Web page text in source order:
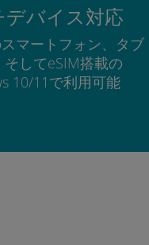
デバイス対応
マートフォン、タブ
そしてeSIM搭載の
10/11で利用可能